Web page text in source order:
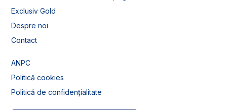
Exclusiv Gold
Despre noi
Contact
ANPC
Politică cookies
Politică de confidențialitate